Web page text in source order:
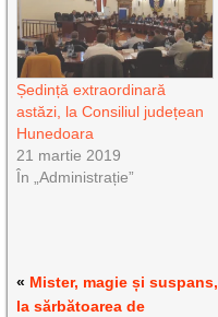
Ședință extraordinară
astăzi, la Consiliul județean
Hunedoara
21 martie 2019
În „Administrație”
« Mister, magie și suspans,
la sărbătoarea de